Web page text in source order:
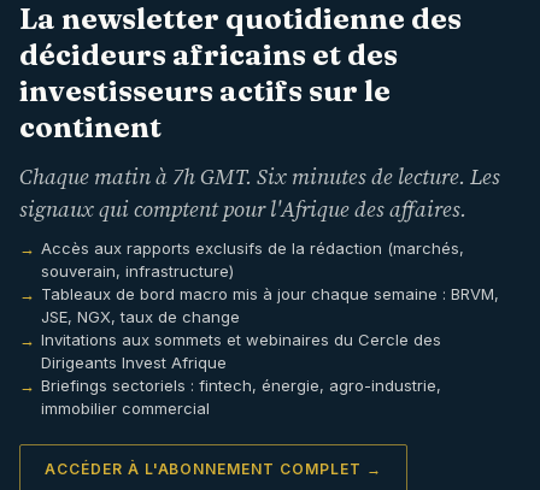
La newsletter quotidienne des
décideurs africains et des
investisseurs actifs sur le
continent
Chaque matin à 7h GMT. Six minutes de lecture. Les
signaux qui comptent pour l'Afrique des affaires.
Accès aux rapports exclusifs de la rédaction (marchés,
souverain, infrastructure)
Tableaux de bord macro mis à jour chaque semaine : BRVM,
JSE, NGX, taux de change
Invitations aux sommets et webinaires du Cercle des
Dirigeants Invest Afrique
Briefings sectoriels : fintech, énergie, agro-industrie,
immobilier commercial
ACCÉDER À L'ABONNEMENT COMPLET →